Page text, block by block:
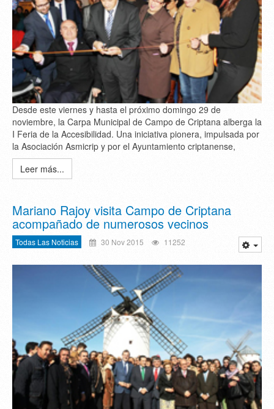
Desde este viernes y hasta el próximo domingo 29 de
noviembre, la Carpa Municipal de Campo de Criptana alberga la
I Feria de la Accesibilidad. Una iniciativa pionera, impulsada por
la Asociación Asmicrip y por el Ayuntamiento criptanense,
Leer más...
Mariano Rajoy visita Campo de Criptana
acompañado de numerosos vecinos
Todas Las Noticias 30 Nov 2015 11252